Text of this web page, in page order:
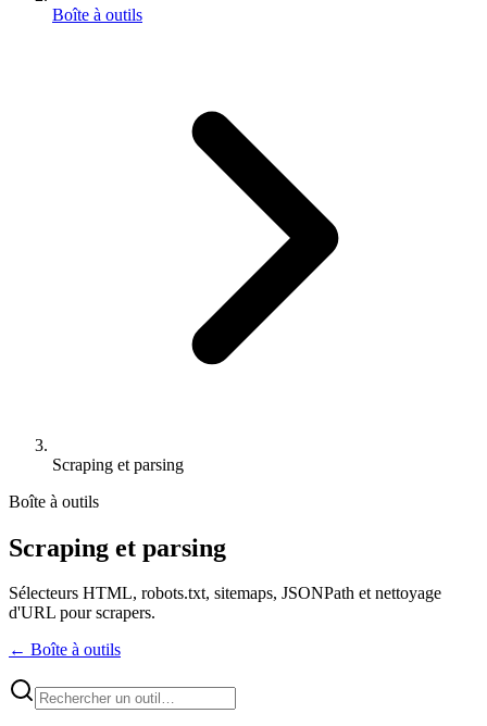
Boîte à outils
Scraping et parsing
Boîte à outils
Scraping et parsing
Sélecteurs HTML, robots.txt, sitemaps, JSONPath et nettoyage
d'URL pour scrapers.
← Boîte à outils